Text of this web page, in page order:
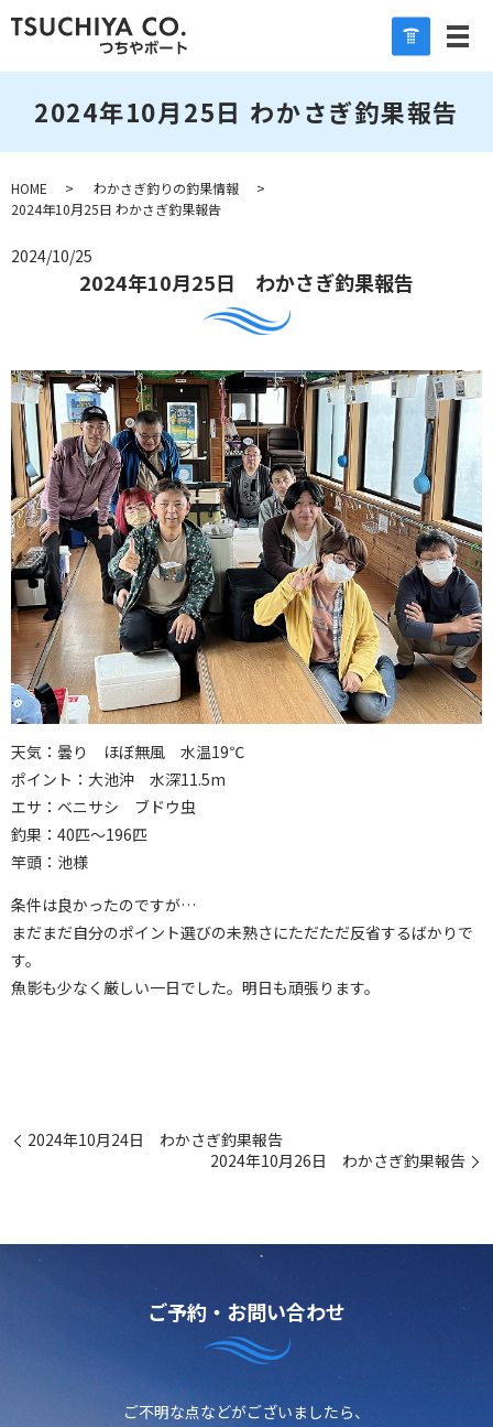
2024年10月25日 わかさぎ釣果報告
HOME
わかさぎ釣りの釣果情報
2024年10月25日 わかさぎ釣果報告
2024/10/25
2024年10月25日 わかさぎ釣果報告
天気：曇り ほぼ無風 水温19℃
ポイント：大池沖 水深11.5m
エサ：ベニサシ ブドウ虫
釣果：40匹～196匹
竿頭：池様
条件は良かったのですが…
まだまだ自分のポイント選びの未熟さにただただ反省するばかりで
す。
魚影も少なく厳しい一日でした。明日も頑張ります。
2024年10月24日 わかさぎ釣果報告
2024年10月26日 わかさぎ釣果報告
ご予約・お問い合わせ
ご不明な点などがございましたら、